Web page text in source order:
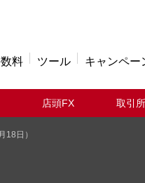
料 ツール キャンペー
店頭FX 取引
18日）